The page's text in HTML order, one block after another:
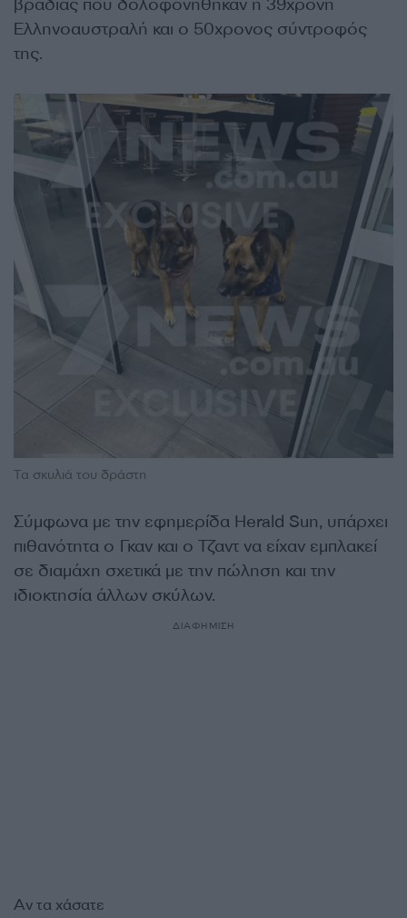
Ελληνοαυστραλή και ο 50χρονος σύντροφός
της.
Τα σκυλιά του δράστη
Σύμφωνα με την εφημερίδα Herald Sun, υπάρχει
πιθανότητα ο Γκαν και ο Τζαντ να είχαν εμπλακεί
σε διαμάχη σχετικά με την πώληση και την
ιδιοκτησία άλλων σκύλων.
ΔΙΑΦΗΜΙΣΗ
Αν τα χάσατε